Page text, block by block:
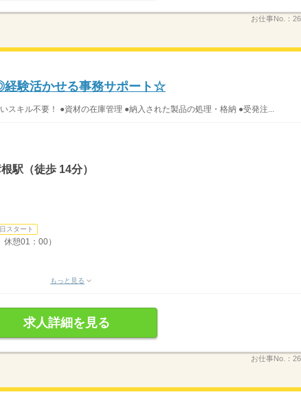
お仕事No.：
経験活かせる事務サポート☆
スキル不要！ ●資材の在庫管理 ●納入された製品の処理・格納 ●受発注...
駅（徒歩 14分）
スタート
憩01：00）
もっと見る
求人詳細を見る
お仕事No.：